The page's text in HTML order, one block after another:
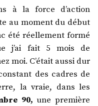
à la force d’action
au moment du début
été réellement formé
j’ai fait 5 mois de
moi. C’était aussi dur
des cadres de
la vraie, dans les
90, une première